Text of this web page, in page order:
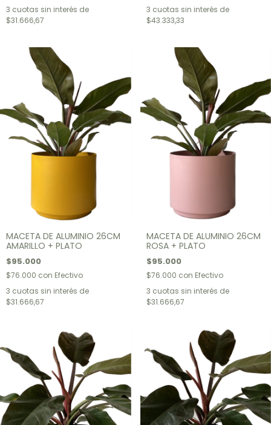
3 cuotas sin interés de
$31.666,67
3 cuotas sin interés de
$43.333,33
MACETA DE ALUMINIO 26CM
AMARILLO + PLATO
$95.000
$76.000 con Efectivo
3 cuotas sin interés de
$31.666,67
MACETA DE ALUMINIO 26CM
ROSA + PLATO
$95.000
$76.000 con Efectivo
3 cuotas sin interés de
$31.666,67